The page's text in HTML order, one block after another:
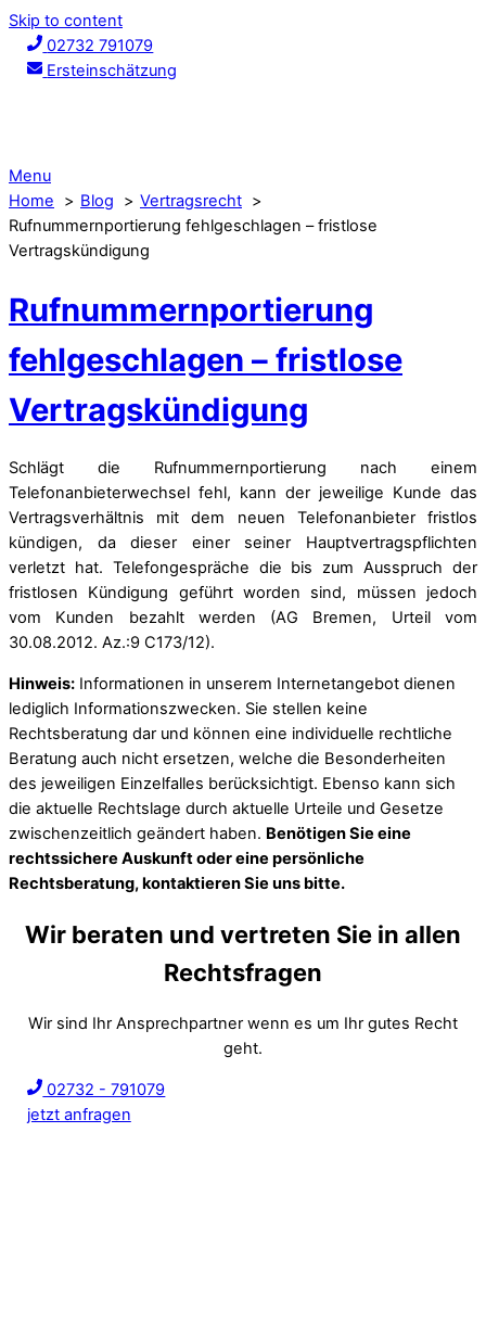
Skip to content
02732 791079
Ersteinschätzung
Menu
Home
Blog
Vertragsrecht
Rufnummernportierung fehlgeschlagen – fristlose
Vertragskündigung
Rufnummernportierung
fehlgeschlagen – fristlose
Vertragskündigung
Schlägt die Rufnummernportierung nach einem
Telefonanbieterwechsel fehl, kann der jeweilige Kunde das
Vertragsverhältnis mit dem neuen Telefonanbieter fristlos
kündigen, da dieser einer seiner Hauptvertragspflichten
verletzt hat. Telefongespräche die bis zum Ausspruch der
fristlosen Kündigung geführt worden sind, müssen jedoch
vom Kunden bezahlt werden (AG Bremen, Urteil vom
30.08.2012. Az.:9 C173/12).
Hinweis: Informationen in unserem Internetangebot dienen
lediglich Informationszwecken. Sie stellen keine
Rechtsberatung dar und können eine individuelle rechtliche
Beratung auch nicht ersetzen, welche die Besonderheiten
des jeweiligen Einzelfalles berücksichtigt. Ebenso kann sich
die aktuelle Rechtslage durch aktuelle Urteile und Gesetze
zwischenzeitlich geändert haben. Benötigen Sie eine
rechtssichere Auskunft oder eine persönliche
Rechtsberatung, kontaktieren Sie uns bitte.
Wir beraten und vertreten Sie in allen
Rechtsfragen
Wir sind Ihr Ansprechpartner wenn es um Ihr gutes Recht
geht.
02732 - 791079
jetzt anfragen